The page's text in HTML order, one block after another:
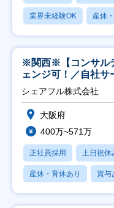
業界未経験OK 産休
※関西※【コンサル
ェンジ可！／自社
シェアフル株式会社
大阪府
400万~571万
正社員採用 土日祝休
産休・育休あり 賞与